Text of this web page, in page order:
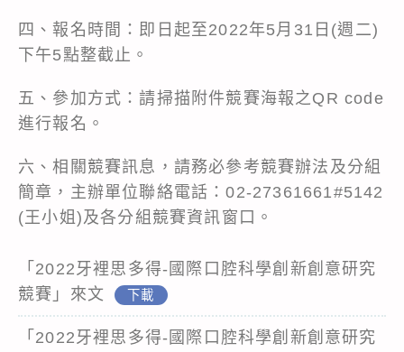
四、報名時間：即日起至2022年5月31日(週二)
下午5點整截止。
五、參加方式：請掃描附件競賽海報之QR code
進行報名。
六、相關競賽訊息，請務必參考競賽辦法及分組
簡章，主辦單位聯絡電話：02-27361661#5142
(王小姐)及各分組競賽資訊窗口。
「2022牙裡思多得-國際口腔科學創新創意研究
競賽」來文
下載
「2022牙裡思多得-國際口腔科學創新創意研究